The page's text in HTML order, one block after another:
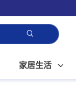
家居生活